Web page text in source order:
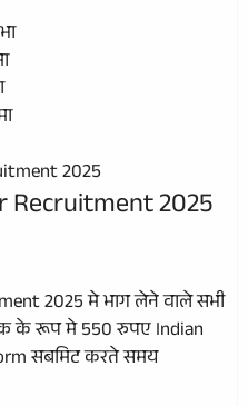
Recruitment 2025
2025 मे भाग लेने वाले सभी
के रूप मे 550 रुपए Indian
सबमिट करते समय